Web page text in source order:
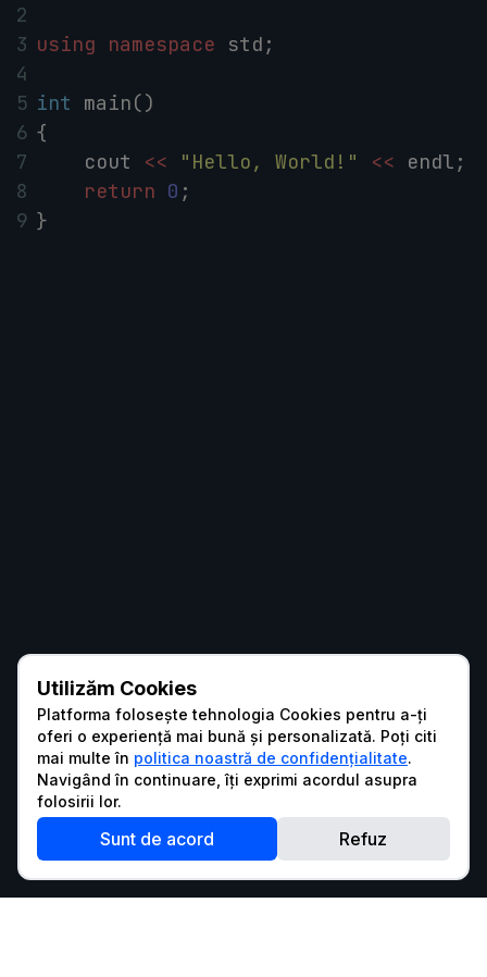
2
3 using namespace std ;
4
5 int main()
6 {
7
cout << "Hello, World!" << endl ;
8
return 0 ;
9 }
Utilizăm Cookies
Platforma folosește tehnologia Cookies pentru a-ți
oferi o experiență mai bună și personalizată. Poți citi
mai multe în politica noastră de confidențialitate.
Navigând în continuare, îți exprimi acordul asupra
folosirii lor.
Sunt de acord Refuz